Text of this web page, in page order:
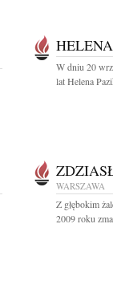
W dniu 20
lat Helena
WARSZAWA
Z głębokim
2009 roku